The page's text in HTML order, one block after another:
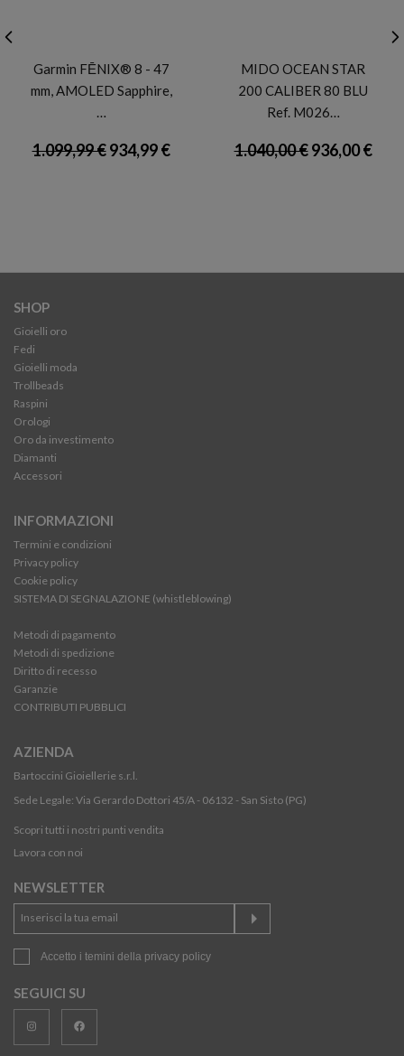
Garmin FĒNIX® 8 - 47
mm, AMOLED Sapphire,
…
1.099,99 €934,99 €
MIDO OCEAN STAR
200 CALIBER 80 BLU
Ref. M026…
1.040,00 €936,00 €
SHOP
Gioielli oro
Fedi
Gioielli moda
Trollbeads
Raspini
Orologi
Oro da investimento
Diamanti
Accessori
INFORMAZIONI
Termini e condizioni
Privacy policy
Cookie policy
SISTEMA DI SEGNALAZIONE (whistleblowing)
Metodi di pagamento
Metodi di spedizione
Diritto di recesso
Garanzie
CONTRIBUTI PUBBLICI
AZIENDA
Bartoccini Gioiellerie s.r.l.
Sede Legale: Via Gerardo Dottori 45/A - 06132 - San Sisto (PG)
Scopri tutti i nostri punti vendita
Lavora con noi
NEWSLETTER
Accetto i temini della privacy policy
SEGUICI SU